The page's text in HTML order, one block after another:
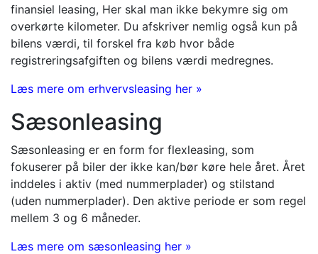
finansiel leasing, Her skal man ikke bekymre sig om
overkørte kilometer. Du afskriver nemlig også kun på
bilens værdi, til forskel fra køb hvor både
registreringsafgiften og bilens værdi medregnes.
Læs mere om erhvervsleasing her »
Sæsonleasing
Sæsonleasing er en form for flexleasing, som
fokuserer på biler der ikke kan/bør køre hele året. Året
inddeles i aktiv (med nummerplader) og stilstand
(uden nummerplader). Den aktive periode er som regel
mellem 3 og 6 måneder.
Læs mere om sæsonleasing her »